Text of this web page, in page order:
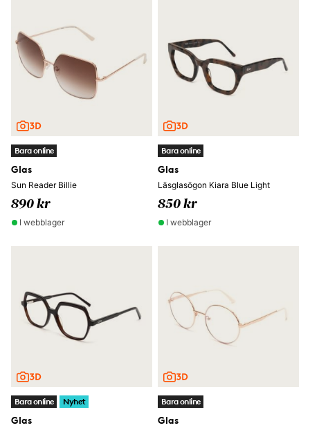
Bara online
Glas
Sun Reader Billie
890 kr
I webblager
Bara online
Glas
Läsglasögon Kiara Blue Light
850 kr
I webblager
Bara online Nyhet
Glas
Bara online
Glas